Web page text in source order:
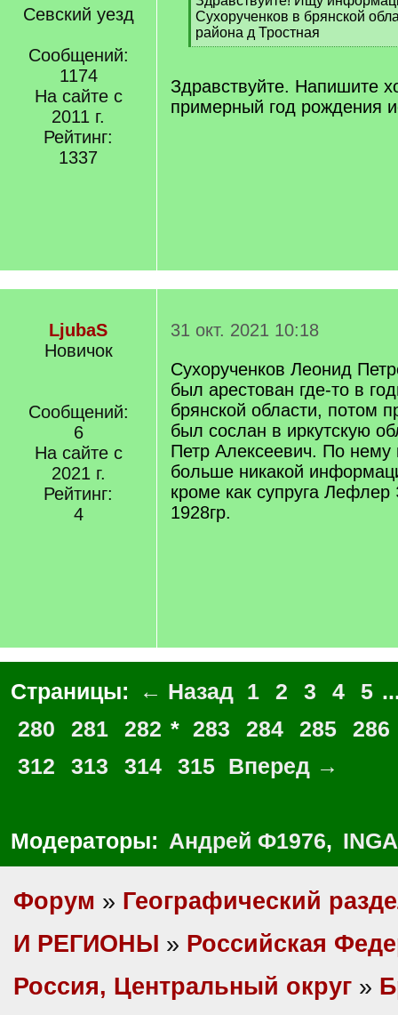
Севский уезд
Сообщений:
1174
На сайте с
2011 г.
Рейтинг:
1337
q
]
Сухорученков в брянской
района д Тростная
[
q
]
Здравствуйте. Напишите
примерный год рождения
LjubaS
Новичок
Сообщений:
6
На сайте с
2021 г.
Рейтинг:
4
31 окт. 2021 10:18
Сухорученков Леонид
был арестован где-то в
брянской области, потом
был сослан в иркутскую
Петр Алексеевич. По нему
больше никакой
кроме как супруга
1928гр.
Страницы: ← Назад 1 2 3 4 5
280
281 282 * 283 284 285 286
312
313 314 315 Вперед →
Модераторы: Андрей Ф1976,
Форум » Географический
И РЕГИОНЫ » Российская
Россия, Центральный округ »